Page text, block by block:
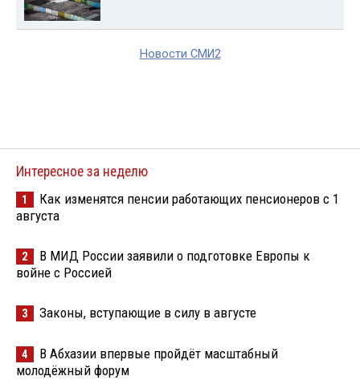
Новости СМИ2
Интересное за неделю
1
Как изменятся пенсии работающих пенсионеров с 1
августа
2
В МИД России заявили о подготовке Европы к
войне с Россией
3 Законы, вступающие в силу в августе
4
В Абхазии впервые пройдёт масштабный
молодёжный форум